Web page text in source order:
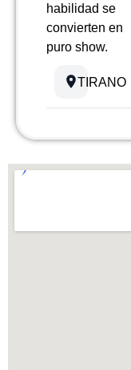
habilidad se
convierten en
puro show.
TIRANO